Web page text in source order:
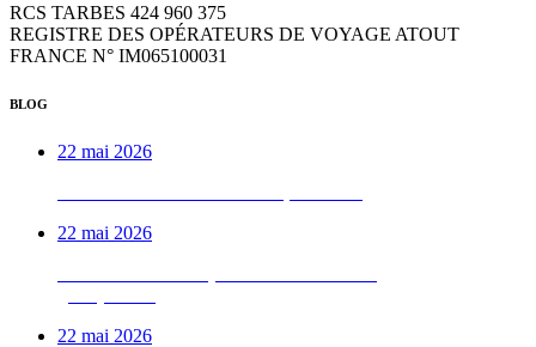
RCS TARBES 424 960 375
REGISTRE DES OPÉRATEURS DE VOYAGE ATOUT
FRANCE N° IM065100031
BLOG
22 mai 2026
22 mai 2026
22 mai 2026